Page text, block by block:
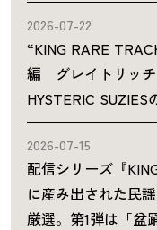
2026-07-22
“KING RARE
編 グレイトリッチ
HYSTERIC SUZIES
2026-07-15
配信シリーズ『
に産み出された民
厳選。第1弾は「盆